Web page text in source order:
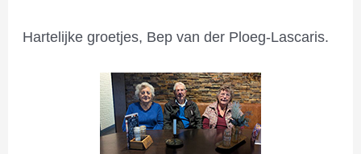
Hartelijke groetjes, Bep van der Ploeg-Lascaris.